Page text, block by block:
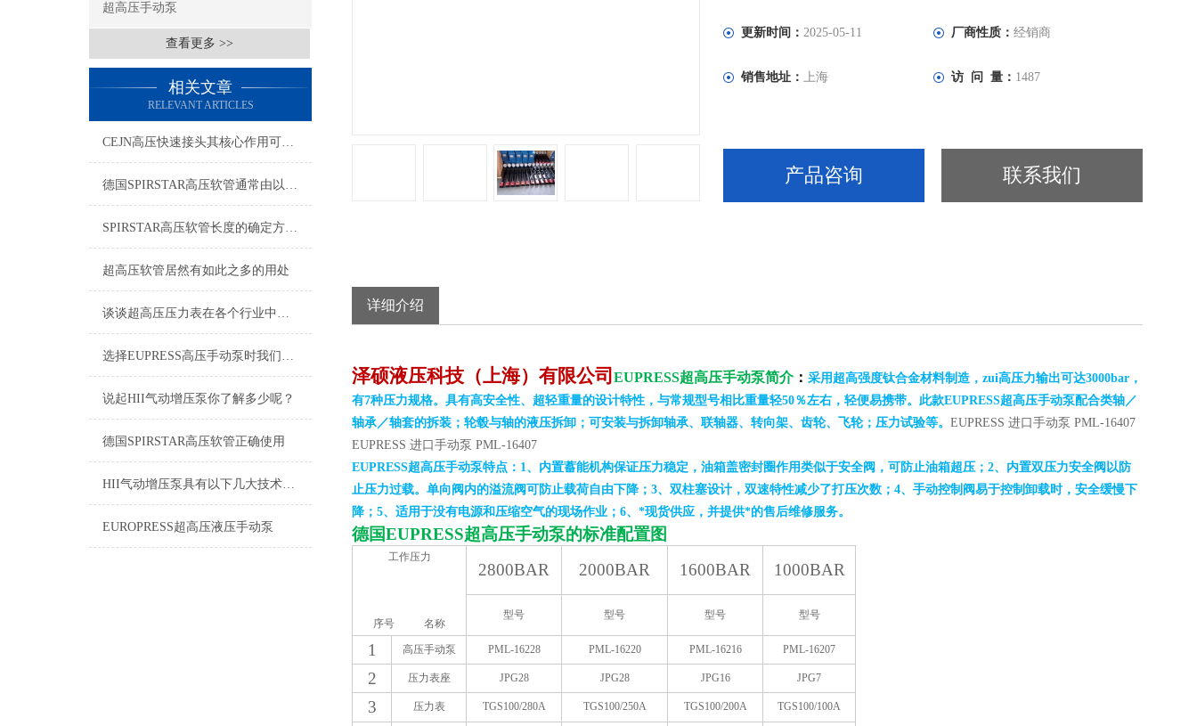
超高压手动泵
查看更多 >>
相关文章
RELEVANT ARTICLES
CEJN高压快速接头其核心作用可归纳为以下方面
德国SPIRSTAR高压软管通常由以下几个主要部分组成
SPIRSTAR高压软管长度的确定方法及胶层选材注意事项
超高压软管居然有如此之多的用处
谈谈超高压压力表在各个行业中的应用
选择EUPRESS高压手动泵时我们应该考虑什么呢？
说起HII气动增压泵你了解多少呢？
德国SPIRSTAR高压软管正确使用
HII气动增压泵具有以下几大技术特点
EUROPRESS超高压液压手动泵
更新时间：2025-05-11 厂商性质： 经销商
销售地址：上海 访 问 量： 1487
产品咨询 联系我们
详细介绍
泽硕液压科技（上海）有限公司 EUPRESS超高压手动泵简介： 采用超高强度钛合金材料制造，zui高压力输出可达3000bar，
有7种压力规格。具有高安全性、超轻重量的设计特性，与常规型号相比重量轻50％左右，轻便易携带。此款EUPRESS超高压手动泵配合类轴／
轴承／轴套的拆装；轮毂与轴的液压拆卸；可安装与拆卸轴承、联轴器、转向架、齿轮、飞轮；压力试验等。 EUPRESS 进口手动泵 PML-16407
EUPRESS 进口手动泵 PML-16407
EUPRESS超高压手动泵特点：1、内置蓄能机构保证压力稳定，油箱盖密封圈作用类似于安全阀，可防止油箱超压；2、内置双压力安全阀以防
止压力过载。单向阀内的溢流阀可防止载荷自由下降；3、双柱塞设计，双速特性减少了打压次数；4、手动控制阀易于控制卸载时，安全缓慢下
降；5、适用于没有电源和压缩空气的现场作业；6、*现货供应，并提供*的售后维修服务。
德国EUPRESS超高压手动泵的标准配置图
工作压力
序号 名称
2800BAR 2000BAR 1600BAR 1000BAR
型号 型号 型号 型号
1 高压手动泵 PML-16228 PML-16220 PML-16216 PML-16207
2 压力表座 JPG28 JPG28 JPG16 JPG7
3 压力表 TGS100/280A TGS100/250A TGS100/200A TGS100/100A